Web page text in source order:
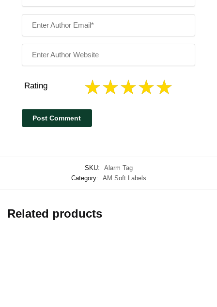
Rating
SKU:
Alarm Tag
Category:
AM Soft Labels
Related products